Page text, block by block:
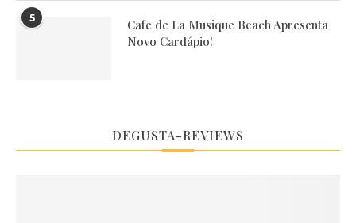
5
Cafe de La Musique Beach Apresenta
Novo Cardápio!
DEGUSTA-REVIEWS